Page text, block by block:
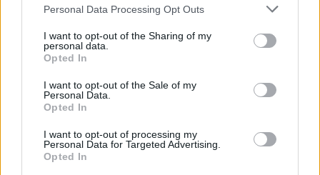
Personal Data Processing Opt Outs
I want to opt-out of the Sharing of my
personal data.
Opted In
I want to opt-out of the Sale of my
Personal Data.
Opted In
I want to opt-out of processing my
Personal Data for Targeted Advertising.
Opted In
Panik në Torino, automjeti
godet disa persona pranë
gjendje të rëndë
Protestuesit marshojnë
kërkohet dorëheqja e tij
të fundit